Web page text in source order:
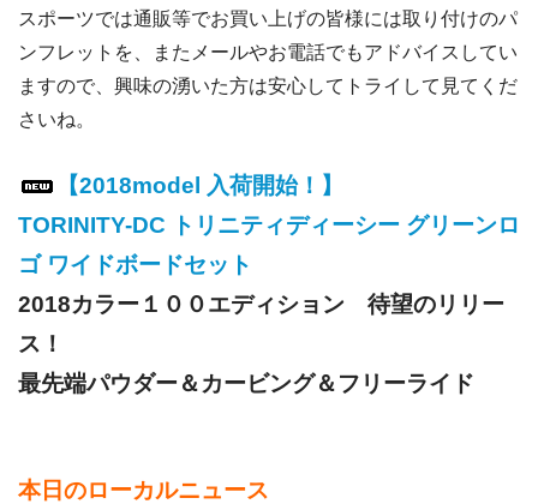
スポーツでは通販等でお買い上げの皆様には取り付けのパ
ンフレットを、またメールやお電話でもアドバイスしてい
ますので、興味の湧いた方は安心してトライして見てくだ
さいね。
【2018model 入荷開始！】
TORINITY-DC トリニティディーシー グリーンロ
ゴ ワイドボードセット
2018カラー１００エディション 待望のリリー
ス！
最先端パウダー＆カービング＆フリーライド
本日のローカルニュース